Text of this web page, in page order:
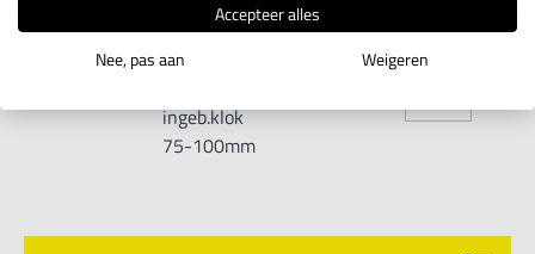
Tol.
schroefmaat
ingeb.klok
75-100mm
Accepteer alles
Nee, pas aan
Weigeren